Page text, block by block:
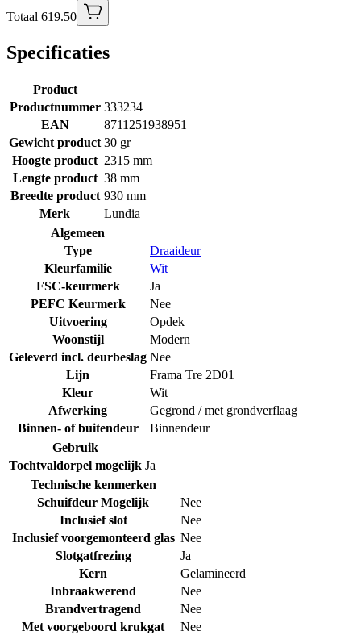
Totaal 619.50
Specificaties
Product
Productnummer 333234
EAN
8711251938951
Gewicht product 30 gr
Hoogte product 2315 mm
Lengte product 38 mm
Breedte product 930 mm
Merk
Lundia
Algemeen
Type
Draaideur
Kleurfamilie
Wit
FSC-keurmerk
Ja
PEFC Keurmerk
Nee
Uitvoering
Opdek
Woonstijl
Modern
Geleverd incl. deurbeslag Nee
Lijn
Frama Tre 2D01
Kleur
Wit
Afwerking
Gegrond / met grondverflaag
Binnen- of buitendeur
Binnendeur
Gebruik
Tochtvaldorpel mogelijk Ja
Technische kenmerken
Schuifdeur Mogelijk
Nee
Inclusief slot
Nee
Inclusief voorgemonteerd glas Nee
Slotgatfrezing
Ja
Kern
Gelamineerd
Inbraakwerend
Nee
Brandvertragend
Nee
Met voorgeboord krukgat
Nee